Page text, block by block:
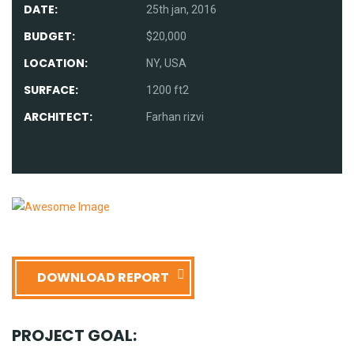
DATE: 25th jan, 2016
BUDGET: $20,000
LOCATION: NY, USA
SURFACE: 1200 ft2
ARCHITECT: Farhan rizvi
DOWNLOAD REPORT
PROJECT GOAL: